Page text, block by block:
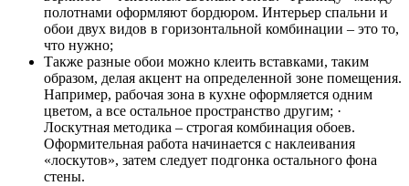
полотнами оформляют бордюром. Интерьер спальни и
обои двух видов в горизонтальной комбинации – это то,
что нужно;
Также разные обои можно клеить вставками, таким
образом, делая акцент на определенной зоне помещения.
Например, рабочая зона в кухне оформляется одним
цветом, а все остальное пространство другим; ·
Лоскутная методика – строгая комбинация обоев.
Оформительная работа начинается с наклеивания
«лоскутов», затем следует подгонка остального фона
стены.